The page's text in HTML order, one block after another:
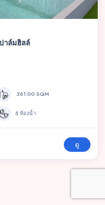
าล์มฮิลล์
361.00 SQM
5 ห้องน้ำ
ดู